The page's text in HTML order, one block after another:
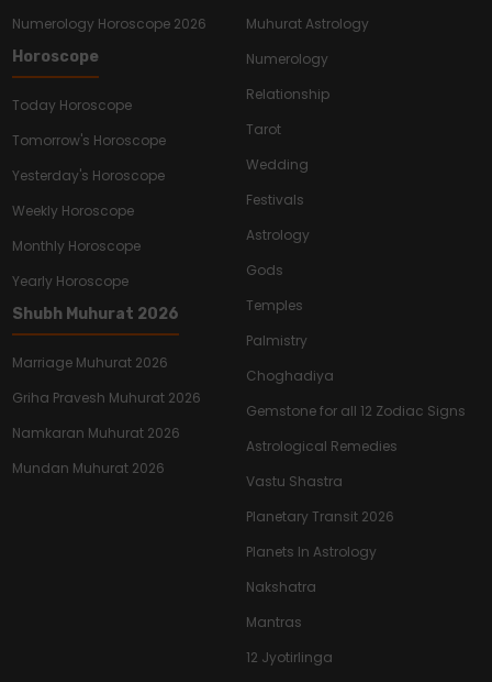
Numerology Horoscope 2026
Horoscope
Today Horoscope
Tomorrow's Horoscope
Yesterday's Horoscope
Weekly Horoscope
Monthly Horoscope
Yearly Horoscope
Shubh Muhurat 2026
Marriage Muhurat 2026
Griha Pravesh Muhurat 2026
Namkaran Muhurat 2026
Mundan Muhurat 2026
Muhurat Astrology
Numerology
Relationship
Tarot
Wedding
Festivals
Astrology
Gods
Temples
Palmistry
Choghadiya
Gemstone for all 12 Zodiac Signs
Astrological Remedies
Vastu Shastra
Planetary Transit 2026
Planets In Astrology
Nakshatra
Mantras
12 Jyotirlinga